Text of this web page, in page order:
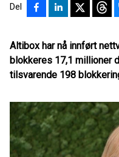
Del
Altibox har nå innført
blokkeres 17,1 millioner
tilsvarende 198